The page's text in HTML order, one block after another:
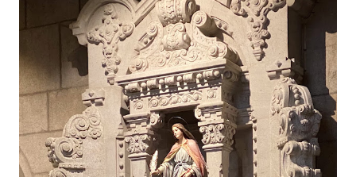
(2019.10.25) Feira Semanal em Viana do Castelo (2019.10.25)
Feira Semanal em Viana do Castelo (2019.10.25) Feira Semanal
em Viana do Castelo (2019.10.25) Feira Semanal em Viana do
Castelo (2019.10.25) Feira Semanal em Viana do Castelo
(2019.10.25)